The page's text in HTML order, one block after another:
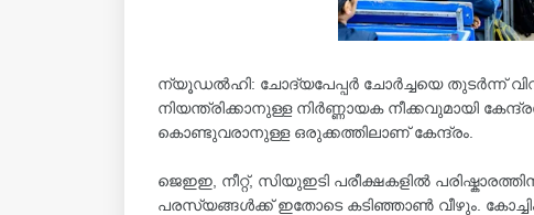
ന്യൂഡൽഹി: ചോദ്യപേപ്പർ ചോർച്ചയെ തുടർന്ന്
നിയന്ത്രിക്കാനുള്ള നിർണ്ണായക നീക്കവുമായി
കൊണ്ടുവരാനുള്ള ഒരുക്കത്തിലാണ് കേന്ദ്രം.
ജെഇഇ, നീറ്റ്, സിയുഇടി പരീക്ഷകളിൽ
പരസ്യങ്ങൾക്ക് ഇതോടെ കടിഞ്ഞാൺ വീഴും.